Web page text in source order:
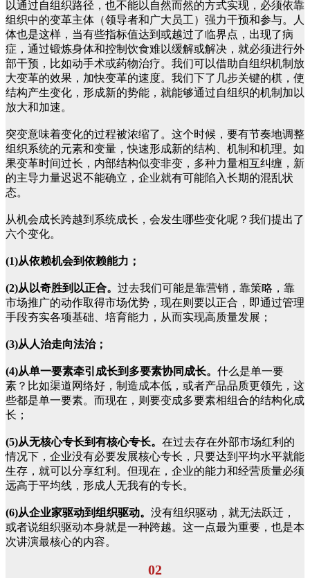
以通过自组织路径，也不能以自然而然的方式实现，必须依靠
组织中的变革主体（领导者和广大员工）强力干预和参与。人
体也是这样，当有些指标值达到或越过了临界点，出现了病
症，通过锻炼身体和控制饮食难以缓解或解决，就必须进行外
部干预，比如动手术或药物治疗。我们可以借助自组织机制放
大变革的效果，加快变革的速度。我们下了几步关键的棋，使
结构产生变化，形成新的势能，就能够通过自组织的机制加以
放大和加速。
突变意味着变化的过程被浓缩了。这个时候，要有节奏地调整
组织系统的元素和变量，快速形成新的结构、机制和机理。如
果变革时间过长，内部结构似变非变，多种力量相互纠缠，新
的主导力量迟迟不能确立，企业就有可能陷入长期的混乱状
态。
从机会成长跨越到系统成长，会发生哪些变化呢？我们提出了
六个变化。
(1)从依赖机会到依赖能力；
(2)从以奇胜到以正合。 过去我们可能是靠营销，靠策略，靠
市场推广的动作取得市场优势，现在则要以正合，即通过管理
手段夯实各项基础、培育能力，从而实现高质量发展；
(3)从人治走向法治；
(4)从单一要素牵引成长到多要素协同成长。 什么是单一要
素？比如渠道网络好，制造成本低，或者产品品质更领先，这
些都是单一要素。而现在，则要变成多要素相组合的结构化成
长；
(5)从无核心专长到有核心专长。 在过去存在外部市场红利的
情况下，企业没有必要发展核心专长，只要达到平均水平就能
生存，就可以分享红利。但现在，企业的能力和经营质量必须
远高于平均线，形成人无我有的专长。
(6)从企业家驱动到组织驱动。 没有组织驱动，就无法跃迁，
或者说组织驱动本身就是一种跨越。这一点最为重要，也是本
次讲演最核心的内容。
02